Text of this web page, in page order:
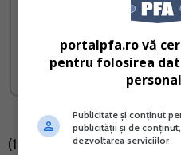
RIDE-SHARING implicatii
fiscale si evidenta
contabila pentru PFA si SRL
Vreau acest produs →
(1) Contribuabilii au
portalpfa.ro vă
pentru folosirea
Publicitate și conținut
publicității și de
dezvoltarea serviciilor